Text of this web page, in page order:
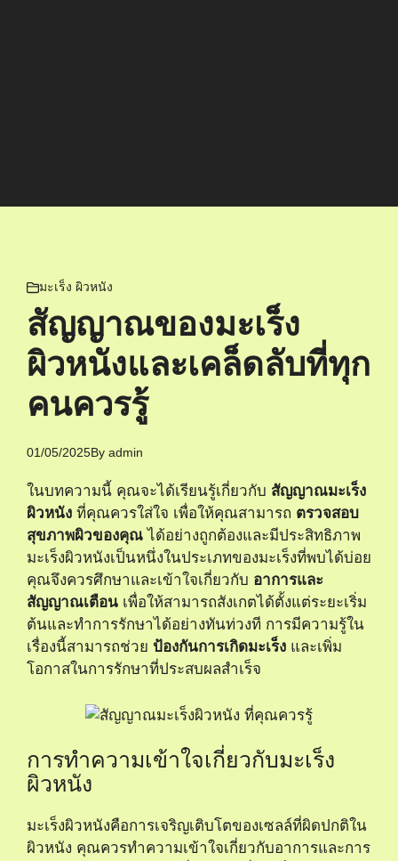
มะเร็ง ผิวหนัง
สัญญาณของมะเร็ง
ผิวหนังและเคล็ดลับที่ทุก
คนควรรู้
01/05/2025By admin
ในบทความนี้ คุณจะได้เรียนรู้เกี่ยวกับ สัญญาณมะเร็ง
ผิวหนัง ที่คุณควรใส่ใจ เพื่อให้คุณสามารถ ตรวจสอบ
สุขภาพผิวของคุณ ได้อย่างถูกต้องและมีประสิทธิภาพ
มะเร็งผิวหนังเป็นหนึ่งในประเภทของมะเร็งที่พบได้บ่อย
คุณจึงควรศึกษาและเข้าใจเกี่ยวกับ อาการและ
สัญญาณเตือน เพื่อให้สามารถสังเกตได้ตั้งแต่ระยะเริ่ม
ต้นและทำการรักษาได้อย่างทันท่วงที การมีความรู้ใน
เรื่องนี้สามารถช่วย ป้องกันการเกิดมะเร็ง และเพิ่ม
โอกาสในการรักษาที่ประสบผลสำเร็จ
การทำความเข้าใจเกี่ยวกับมะเร็ง
ผิวหนัง
มะเร็งผิวหนังคือการเจริญเติบโตของเซลล์ที่ผิดปกติใน
ผิวหนัง คุณควรทำความเข้าใจเกี่ยวกับอาการและการ